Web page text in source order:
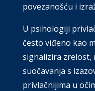
povezanošću i
U psihologiji
često viđeno kao
signalizira zrelost,
suočavanja s
privlačnijima u